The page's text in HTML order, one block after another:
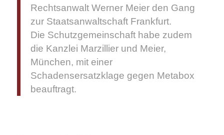
Rechtsanwalt Werner Meier den Gang
zur Staatsanwaltschaft Frankfurt.
Die Schutzgemeinschaft habe zudem
die Kanzlei Marzillier und Meier,
München, mit einer
Schadensersatzklage gegen Metabox
beauftragt.